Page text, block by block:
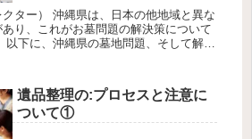
ター） 沖縄県は、日本の他地域と異な
り、これがお墓問題の解決策について
下に、沖縄県の墓地問題、そして解決
遺品整理の:プロセスと注意に
ついて①